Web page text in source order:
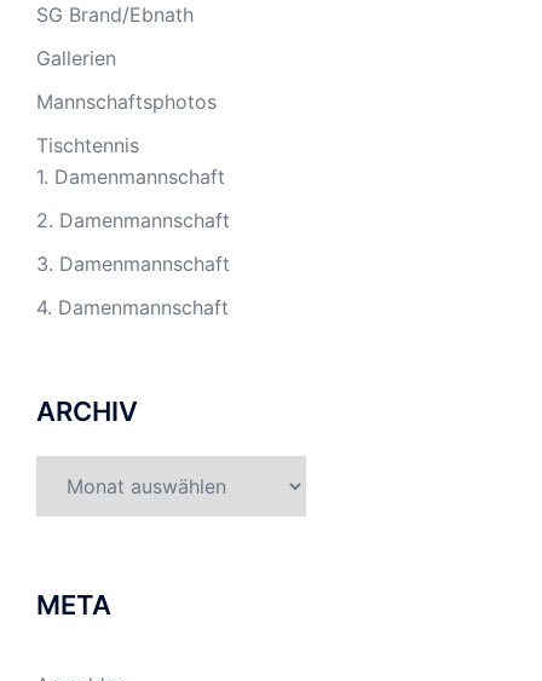
SG Brand/Ebnath
Gallerien
Mannschaftsphotos
Tischtennis
1. Damenmannschaft
2. Damenmannschaft
3. Damenmannschaft
4. Damenmannschaft
ARCHIV
META